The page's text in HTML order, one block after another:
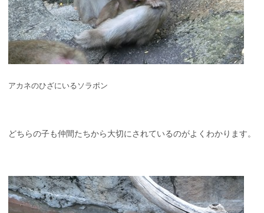
アカネのひざにいるソラポン
どちらの子も仲間たちから大切にされているのがよくわかります。